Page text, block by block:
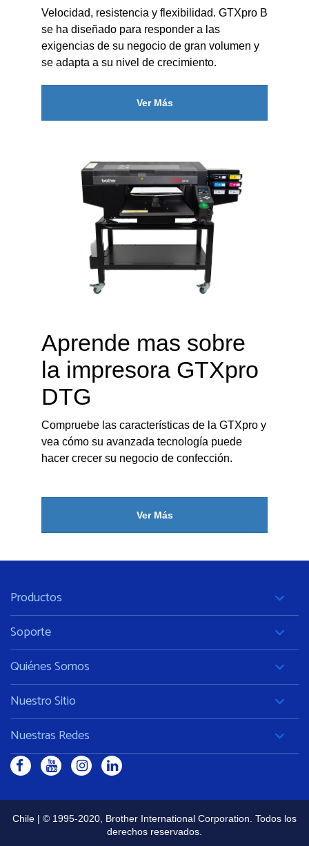
Velocidad, resistencia y flexibilidad. GTXpro B
se ha diseñado para responder a las
exigencias de su negocio de gran volumen y
se adapta a su nivel de crecimiento.
Ver Más
Aprende mas sobre
la impresora GTXpro
DTG
Compruebe las características de la GTXpro y
vea cómo su avanzada tecnología puede
hacer crecer su negocio de confección.
Ver Más
Productos
Soporte
Quiénes Somos
Nuestro Sitio
Nuestras Redes
Chile | © 1995-2020, Brother International Corporation. Todos los
derechos reservados.